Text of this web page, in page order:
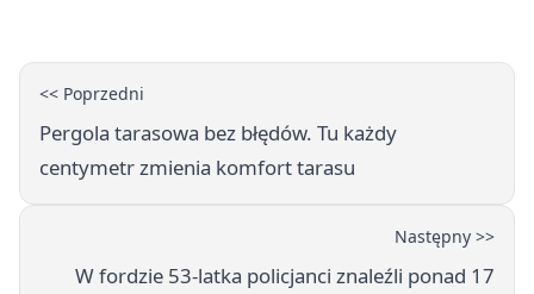
<< Poprzedni
Pergola tarasowa bez błędów. Tu każdy
centymetr zmienia komfort tarasu
Następny >>
W fordzie 53-latka policjanci znaleźli ponad 17